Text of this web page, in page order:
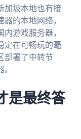
加坡本地也有接
的本地网络，
游戏服务器，
定在可畅玩的毫
部署了中转节
是最终答